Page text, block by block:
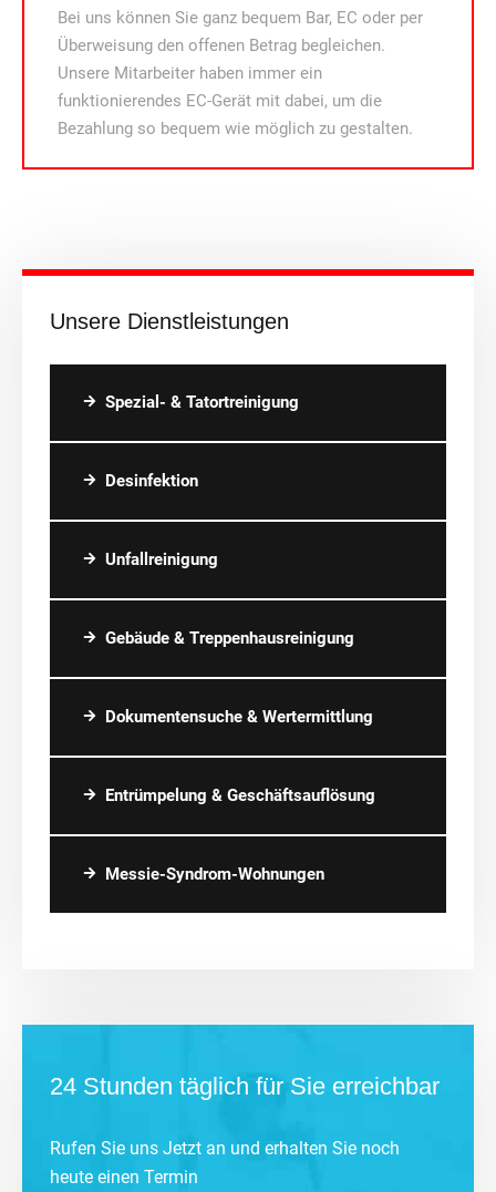
Unsere Dienstleistungen
Spezial- & Tatortreinigung
Desinfektion
Unfallreinigung
Gebäude & Treppenhausreinigung
Dokumentensuche & Wertermittlung
Entrümpelung & Geschäftsauflösung
Messie-Syndrom-Wohnungen
24 Stunden täglich für Sie erreichbar
Rufen Sie uns Jetzt an und erhalten Sie noch
heute einen Termin
Bei uns können Sie ganz bequem Bar, EC oder per
Überweisung den offenen Betrag begleichen.
Unsere Mitarbeiter haben immer ein
funktionierendes EC-Gerät mit dabei, um die
Bezahlung so bequem wie möglich zu gestalten.